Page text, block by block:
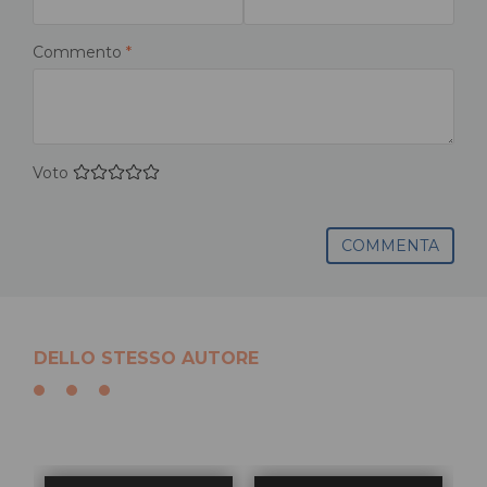
Commento *
Voto
COMMENTA
DELLO STESSO AUTORE